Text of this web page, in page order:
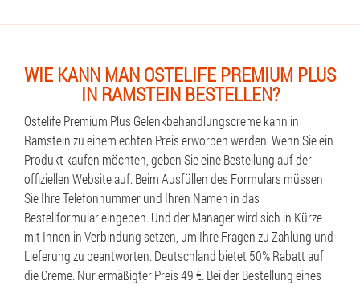
WIE KANN MAN OSTELIFE PREMIUM PLUS
IN RAMSTEIN BESTELLEN?
Ostelife Premium Plus Gelenkbehandlungscreme kann in
Ramstein zu einem echten Preis erworben werden. Wenn Sie ein
Produkt kaufen möchten, geben Sie eine Bestellung auf der
offiziellen Website auf. Beim Ausfüllen des Formulars müssen
Sie Ihre Telefonnummer und Ihren Namen in das
Bestellformular eingeben. Und der Manager wird sich in Kürze
mit Ihnen in Verbindung setzen, um Ihre Fragen zu Zahlung und
Lieferung zu beantworten. Deutschland bietet 50% Rabatt auf
die Creme. Nur ermäßigter Preis 49 €. Bei der Bestellung eines